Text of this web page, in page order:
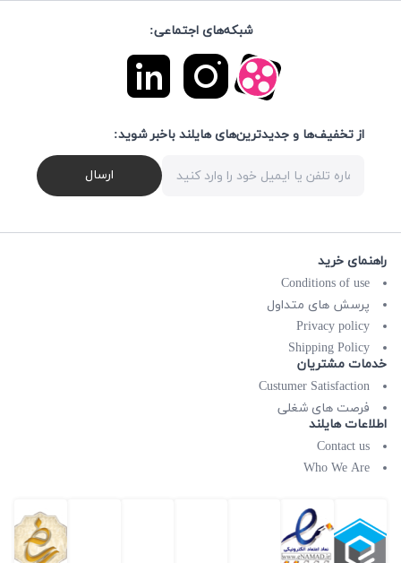
شبکه‌های اجتماعی:
از تخفیف‌ها و جدیدترین‌های هایلند باخبر شوید:
ارسال
راهنمای خرید
Conditions of use
پرسش های متداول
Privacy policy
Shipping Policy
خدمات مشتریان
Custumer Satisfaction
فرصت های شغلی
اطلاعات هایلند
Contact us
Who We Are